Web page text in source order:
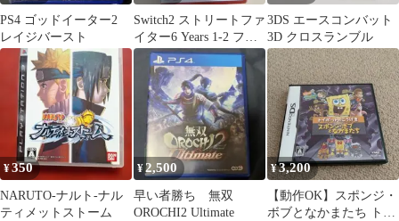
PS4 ゴッドイーター2
レイジバースト
Switch2 ストリートファ
イター6 Years 1-2 ファ
イターズエディ…
3DS エースコンバット
3D クロスランブル
¥350
NARUTO-ナルト-ナル
ティメットストーム
¥2,500
早い者勝ち 無双
OROCHI2 Ultimate
¥3,200
【動作OK】スポンジ・
ボブとなかまたち トイ